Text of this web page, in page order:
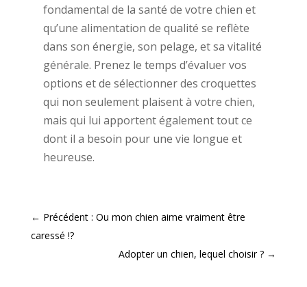
fondamental de la santé de votre chien et
qu’une alimentation de qualité se reflète
dans son énergie, son pelage, et sa vitalité
générale. Prenez le temps d’évaluer vos
options et de sélectionner des croquettes
qui non seulement plaisent à votre chien,
mais qui lui apportent également tout ce
dont il a besoin pour une vie longue et
heureuse.
← Précédent : Ou mon chien aime vraiment être
caressé !?
Adopter un chien, lequel choisir ? →